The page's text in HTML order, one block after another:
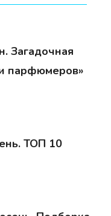
Загадочная
парфюмеров»
ТОП 10